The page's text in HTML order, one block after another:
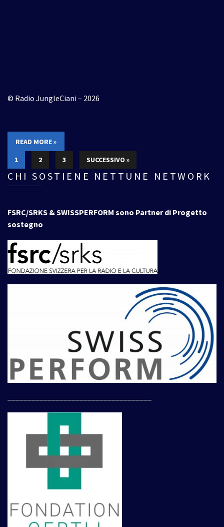
© Radio JungleCiani – 2026
READ MORE »
1
2 3 SUCCESSIVO »
CHI SOSTIENE NETTUNE NETWORK
FSRC/SRKS & SWISSPERFORM sono Partner di Progetto
sostegno